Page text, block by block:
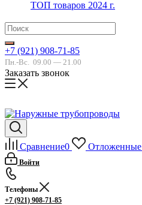
ТОП товаров 2024 г.
+7 (921) 908-71-85
Пн.-Вс. 09.00 — 21.00
Заказать звонок
Сравнение0 Отложенные
Войти
Телефоны
+7 (921) 908-71-85